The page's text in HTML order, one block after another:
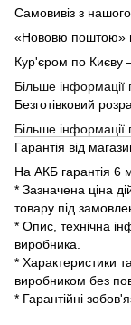
Самовивіз з
«Нововю поштою»
Кур'єром по Києву
Більше інформації
Безготівковий
Більше інформації
Гарантія від
На АКБ гарантія 6
* Зазначена ціна
товару під
* Опис, технічна
виробника.
* Характеристики
виробником без
* Гарантійні